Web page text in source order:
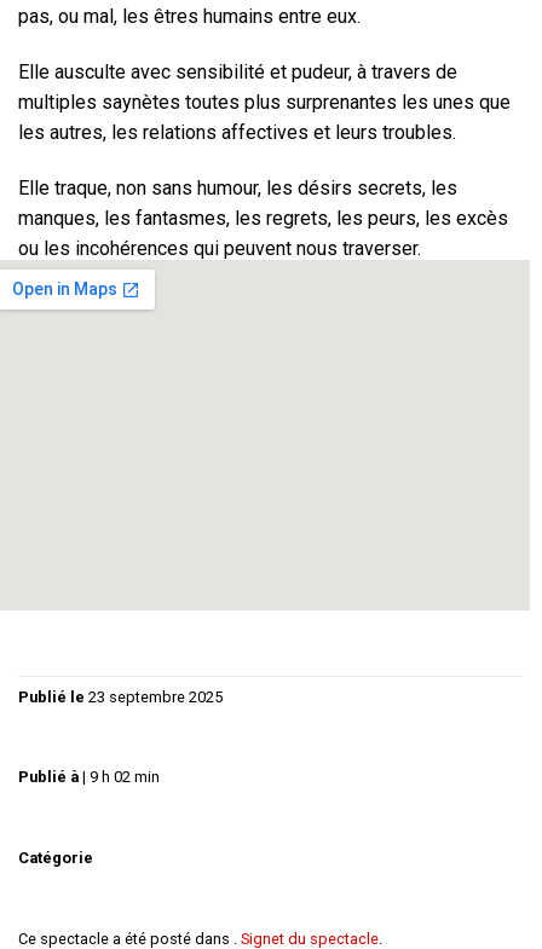
pas, ou mal, les êtres humains entre eux.
Elle ausculte avec sensibilité et pudeur, à travers de
multiples saynètes toutes plus surprenantes les unes que
les autres, les relations affectives et leurs troubles.
Elle traque, non sans humour, les désirs secrets, les
manques, les fantasmes, les regrets, les peurs, les excès
ou les incohérences qui peuvent nous traverser.
C’est une sorte de cartographie du lien amoureux que nous
Publié le 23 septembre 2025
Publié à | 9 h 02 min
Catégorie
Ce spectacle a été posté dans . Signet du spectacle